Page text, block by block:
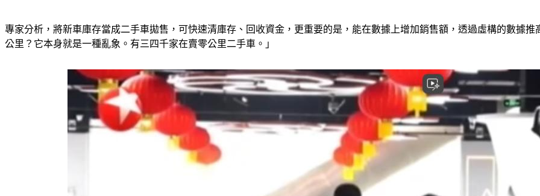
專家分析，將新車庫存當成二手車拋售，可快速清庫存、回收資金，更重要的是，能在數據上增加銷售額，透過虛構的數據
公里？它本身就是一種亂象。有三四千家在賣零公里二手車。」